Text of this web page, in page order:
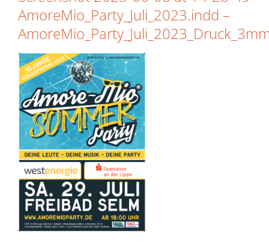
AmoreMio_Party_Juli_2023.indd –